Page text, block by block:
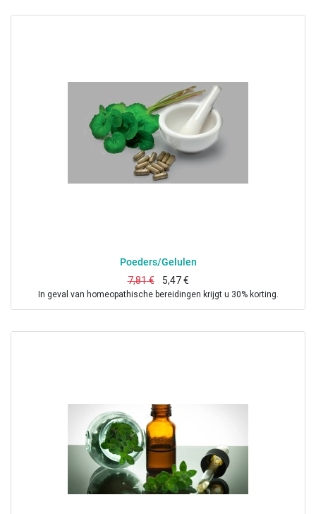
Poeders/Gelulen
7,81€ 5,47€
In geval van homeopathische bereidingen krijgt u 30% korting.